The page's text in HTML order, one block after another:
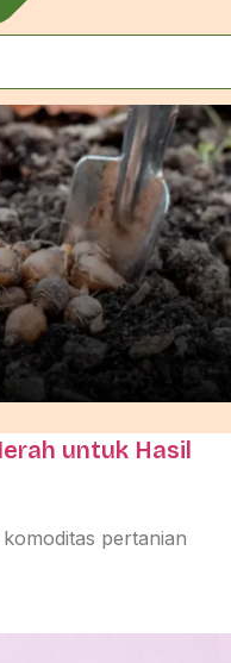
untuk Hasil
pertanian